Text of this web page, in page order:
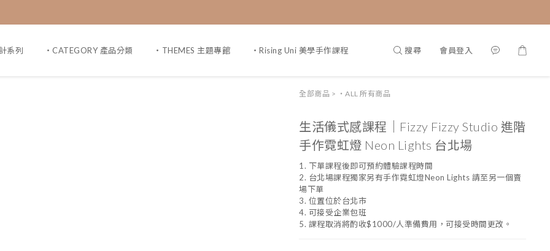
系列 ・CATEGORY 產品分類 ・THEMES 主題專館 ・Rising Uni 美學手作課程 部落格首頁搜尋 會員登入
全部商品 > ・ALL 所有商品
生活儀式感課程｜Fizzy Fizzy Studio 進階
手作霓虹燈 Neon Lights 台北場
1. 下單課程後即可預約體驗課程時間
2. 台北場課程獨家另有手作霓虹燈Neon Lights 請至另一個賣
場下單
3. 位置位於台北市
4. 可接受企業包班
5. 課程取消將酌收$1000/人準備費用，可接受時間更改。